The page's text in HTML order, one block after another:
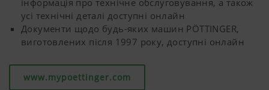
файли" був
прийнятий.
і мова
користувачем
інформація про технічне обслуговування, а також
усі технічні деталі доступні онлайн
Документи щодо будь-яких машин PÖTTINGER,
виготовлених після 1997 року, доступні онлайн
www.mypoettinger.com